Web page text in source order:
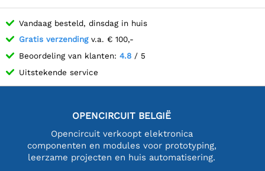
Vandaag besteld, dinsdag in huis
Gratis verzendingv.a. € 100,-
Beoordeling van klanten: 4.8 / 5
Uitstekende service
OPENCIRCUIT BELGIË
Opencircuit verkoopt elektronica
componenten en modules voor prototyping,
leerzame projecten en huis automatisering.